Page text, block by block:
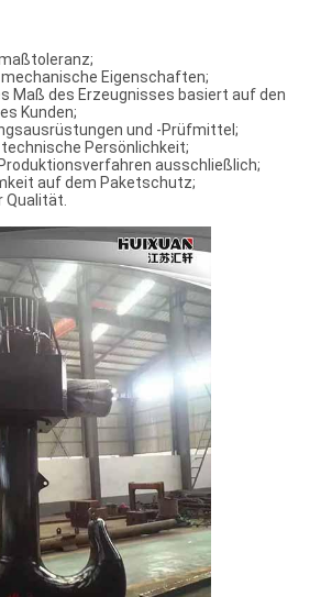
Eigenschaften;
Maß des Erzeugnisses basiert auf den
Kunden;
und -Prüfmittel;
Persönlichkeit;
ausschließlich;
auf dem Paketschutz;
Qualität.